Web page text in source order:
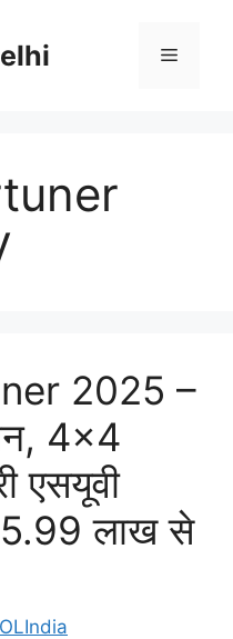
Menu
2025 –
4×4
एसयूवी
लाख से